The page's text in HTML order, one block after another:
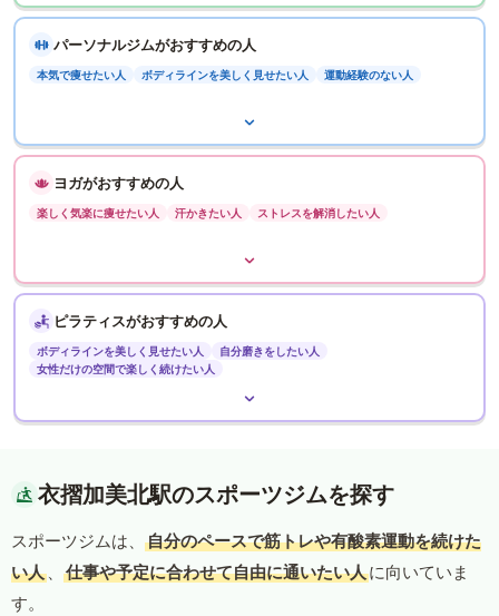
パーソナルジムがおすすめの人
本気で痩せたい人 ボディラインを美しく見せたい人 運動経験のない人
ヨガがおすすめの人
楽しく気楽に痩せたい人 汗かきたい人 ストレスを解消したい人
ピラティスがおすすめの人
ボディラインを美しく見せたい人
自分磨きをしたい人
女性だけの空間で楽しく続けたい人
衣摺加美北駅のスポーツジムを探す
スポーツジムは、
自分のペースで筋トレや有酸素運動を続けた
い人 、 仕事や予定に合わせて自由に通いたい人に向いていま
す。